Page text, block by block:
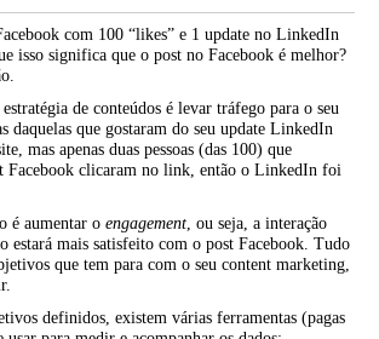
com 100 “likes” e 1 update no LinkedIn
isso significa que o post no Facebook é melhor?
de conteúdos é levar tráfego para o seu
daquelas que gostaram do seu update LinkedIn
mas apenas duas pessoas (das 100) que
Facebook clicaram no link, então o LinkedIn foi
é aumentar o engagement , ou seja, a interação
estará mais satisfeito com o post Facebook. Tudo
que tem para com o seu content marketing,
definidos, existem várias ferramentas (pagas